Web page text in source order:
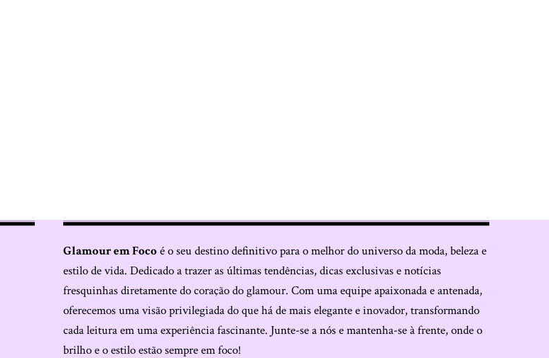
Glamour em Focoé o seu destino definitivo para o melhor do universo da moda, beleza e
estilo de vida. Dedicado a trazer as últimas tendências, dicas exclusivas e notícias
fresquinhas diretamente do coração do glamour. Com uma equipe apaixonada e antenada,
oferecemos uma visão privilegiada do que há de mais elegante e inovador, transformando
cada leitura em uma experiência fascinante. Junte-se a nós e mantenha-se à frente, onde o
brilho e o estilo estão sempre em foco!